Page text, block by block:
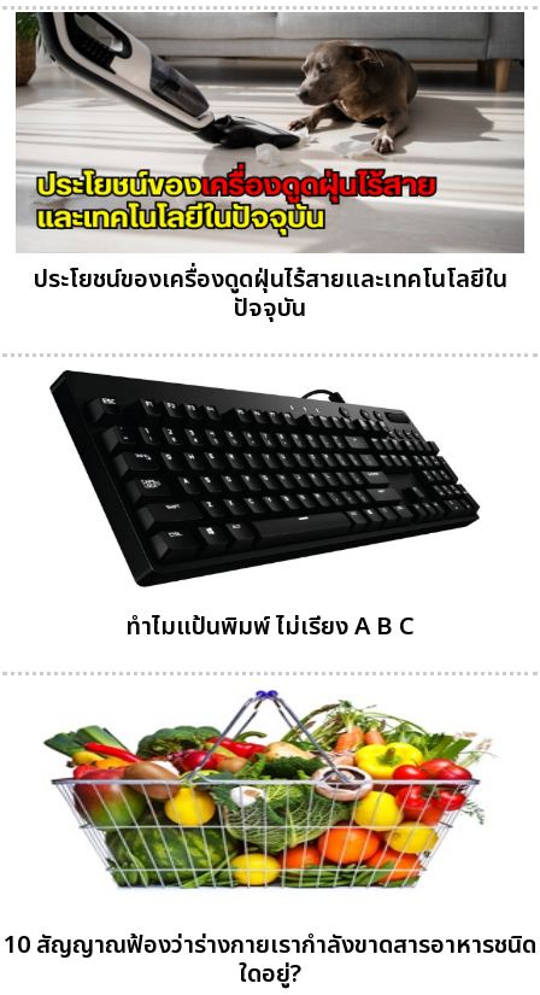
ประโยชน์ของเครื่องดูดฝุ่นไร้สายและเทคโนโลยีใน
ปัจจุบัน
ทำไมแป้นพิมพ์ ไม่เรียง A B C
10 สัญญาณฟ้องว่าร่างกายเรากำลังขาดสารอาหารชนิด
ใดอยู่?